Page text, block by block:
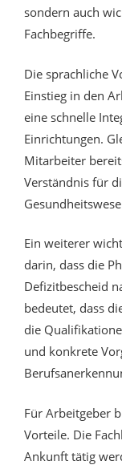
sondern auch
Fachbegriffe.
Die sprachliche
Einstieg in den
eine schnelle
Einrichtungen.
Mitarbeiter
Verständnis für
Ein weiterer
darin, dass die
Defizitbescheid
bedeutet, dass
die
und konkrete
Für Arbeitgeber
Vorteile. Die
Ankunft tätig